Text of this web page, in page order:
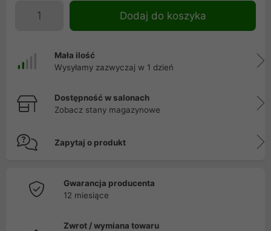
Dodaj do koszyka
Mała ilość
Wysyłamy zazwyczaj w 1 dzień
Dostępność w salonach
Zobacz stany magazynowe
Zapytaj o produkt
Gwarancja producenta
12 miesiące
Zwrot / wymiana towaru